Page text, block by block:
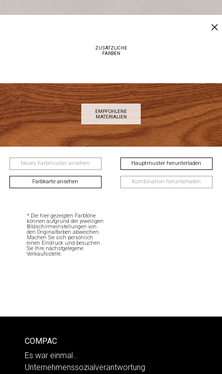
ZUSÄTZLICHE
FARBEN
EMPFOHLENE
MATERIALIEN
Neues Farbmuster ansehen
Farbkarte ansehen
Hauptmuster herunterladen
Kombination herunterladen
* Die hier gezeigten Farbtöne
können aufgrund der jeweiligen
Bildschirmeinstellungen von
den Originalfarben abweichen.
Machen Sie sich persönlich
einen Eindruck und besuchen
Sie Ihre nächstgelegene
Verkaufsstelle.
COMPAC
Es war einmal…
Unternehmenssozialverantwortung